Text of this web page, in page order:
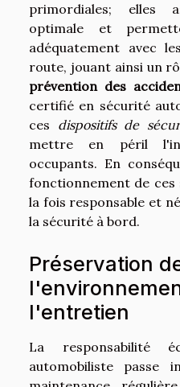
primordiales; elles
optimale et
adéquatement avec
route, jouant ainsi un
prévention des
certifié en sécurité
ces dispositifs de
mettre en péril
occupants. En
fonctionnement de ces
la fois responsable et
la sécurité à bord.
Préservation
l'entretien
La responsabilité
automobiliste passe